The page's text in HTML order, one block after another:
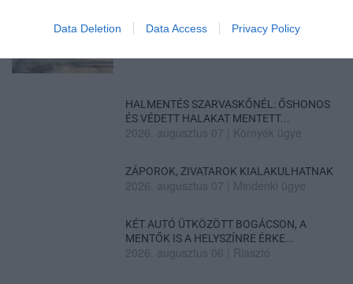
Data Deletion Data Access Privacy Policy
ÖS FŐÚTON EGERBEN
2026. augusztus 07 |Eger ügye
HALMENTÉS SZARVASKŐNÉL: ŐSHONOS
ÉS VÉDETT HALAKAT MENTETT...
2026. augusztus 07 Környék ügye
ZÁPOROK, ZIVATAROK KIALAKULHATNAK
2026. augusztus 07 Mindenki ügye
KÉT AUTÓ ÜTKÖZÖTT BOGÁCSON, A
MENTŐK IS A HELYSZÍNRE ÉRKE...
2026. augusztus 06 Riasztó